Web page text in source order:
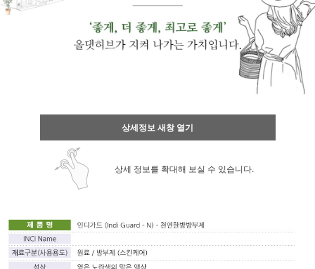
상세정보 새창 열기
상세 정보를 확대해 보실 수 있습니다.